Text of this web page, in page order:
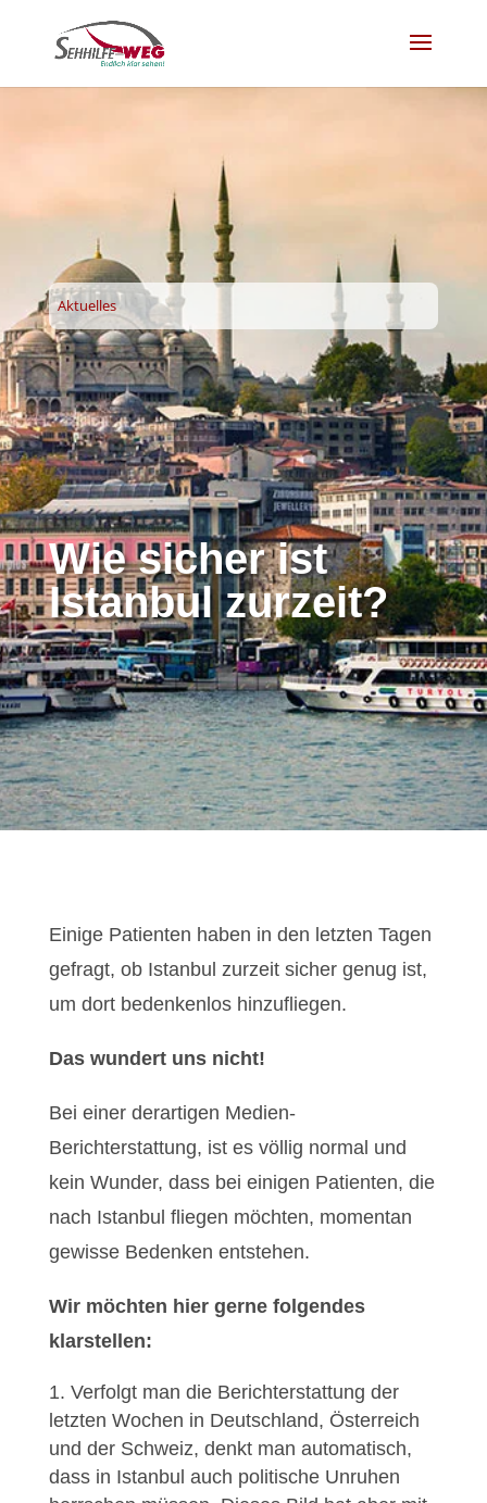
Aktuelles
Wie sicher ist
Istanbul zurzeit?
Einige Patienten haben in den letzten Tagen
gefragt, ob Istanbul zurzeit sicher genug ist,
um dort bedenkenlos hinzufliegen.
Das wundert uns nicht!
Bei einer derartigen Medien-
Berichterstattung, ist es völlig normal und
kein Wunder, dass bei einigen Patienten, die
nach Istanbul fliegen möchten, momentan
gewisse Bedenken entstehen.
Wir möchten hier gerne folgendes
klarstellen:
Verfolgt man die Berichterstattung der
letzten Wochen in Deutschland, Österreich
und der Schweiz, denkt man automatisch,
dass in Istanbul auch politische Unruhen